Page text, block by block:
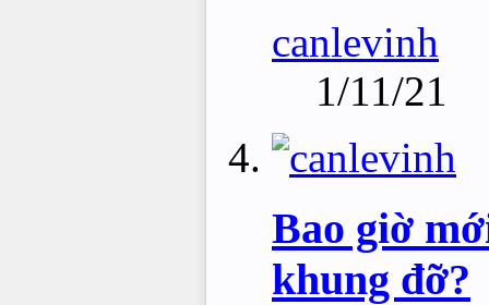
canlevinh
1/11/21
Bao giờ
khung đỡ?